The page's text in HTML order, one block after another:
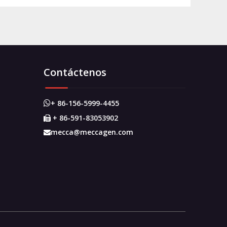
Contáctenos
+ 86-156-5999-4455
 + 86-591-83053902
mecca@meccagen.com